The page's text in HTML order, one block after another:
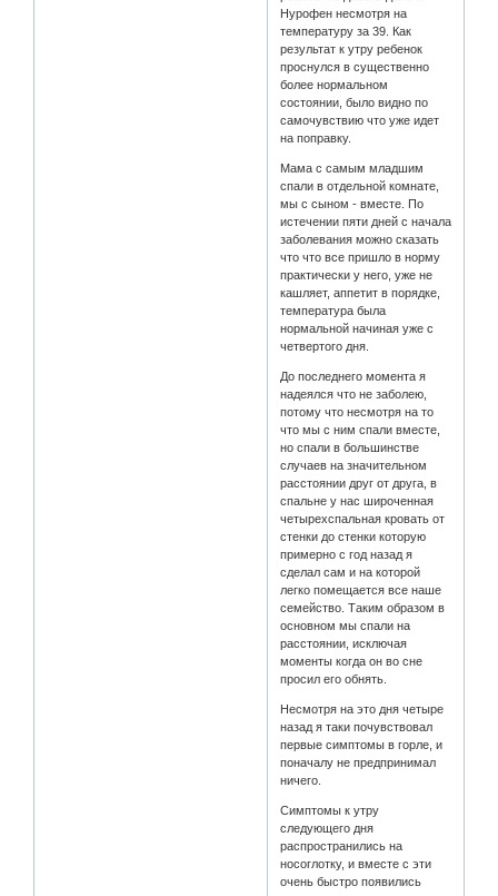
Нурофен несмотря на
температуру за 39. Как
результат к утру ребенок
проснулся в существенно
более нормальном
состоянии, было видно по
самочувствию что уже идет
на поправку.
Мама с самым младшим
спали в отдельной комнате,
мы с сыном - вместе. По
истечении пяти дней с начала
заболевания можно сказать
что что все пришло в норму
практически у него, уже не
кашляет, аппетит в порядке,
температура была
нормальной начиная уже с
четвертого дня.
До последнего момента я
надеялся что не заболею,
потому что несмотря на то
что мы с ним спали вместе,
но спали в большинстве
случаев на значительном
расстоянии друг от друга, в
спальне у нас широченная
четырехспальная кровать от
стенки до стенки которую
примерно с год назад я
сделал сам и на которой
легко помещается все наше
семейство. Таким образом в
основном мы спали на
расстоянии, исключая
моменты когда он во сне
просил его обнять.
Несмотря на это дня четыре
назад я таки почувствовал
первые симптомы в горле, и
поначалу не предпринимал
ничего.
Симптомы к утру
следующего дня
распространились на
носоглотку, и вместе с эти
очень быстро появились